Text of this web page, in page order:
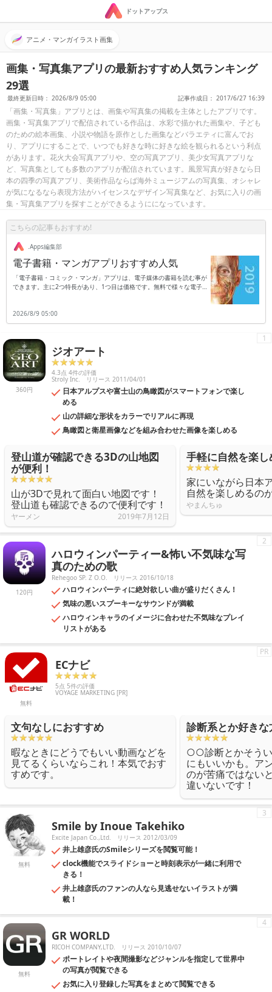
ドットアップス
アニメ・マンガイラスト画集
画集・写真集アプリの最新おすすめ人気ランキング
29選
最終更新日時： 2026/8/9 05:00 記事作成日： 2017/6/27 16:39
「画集・写真集」アプリとは、画集や写真集の掲載を主体としたアプリです。
画集・写真集アプリで配信されている作品は、水彩で描かれた画集や、子ども
のための絵本画集、小説や物語を原作とした画集などバラエティに富んでお
り、アプリにすることで、いつでも好きな時に好きな絵を観られるという利点
があります。花火大会写真アプリや、空の写真アプリ、美少女写真アプリな
ど、写真集としても多数のアプリが配信されています。風景写真が好きなら日
本の四季の写真アプリ、美術作品ならば海外ミュージアムの写真集、オシャレ
が気になるなら表現方法がハイセンスなデザイン写真集など、お気に入りの画
集・写真集アプリを探すことができるようにになっています。
こちらの記事もおすすめ!
.Apps編集部
電子書籍・マンガアプリおすすめ人気
「電子書籍・コミック・マンガ」アプリは、電子媒体の書籍を読む事が
できます。主に2つ特長があり、1つ目は価格です。無料で様々な電子
っては、指定価格での購入が必要になる場合があります。2つ目は品揃
えで、非常に多彩なジャンルの書籍を楽しむ事ができます。洋書や全巻
ても、直ちに検索できる機能も完備されています。前回読んだ特定の箇
所を、自動表示させる機能も備わっているのです。便利に読書を楽しみ
たい時は、アプリはダウンロードしておきましょう。※紹介中のアプリ
は一部無料・有料版を含みます。
2026/8/9 05:00
360円
ジオアート
4.3点 4件の評価
Stroly Inc. リリース 2011/04/01
日本アルプスや富士山の鳥瞰図がスマートフォンで楽し
める
山の詳細な形状をカラーでリアルに再現
鳥瞰図と衛星画像などを組み合わせた画像を楽しめる
1
登山道が確認できる3Dの山地図
が便利！
山が3Dで見れて面白い地図です！
登山道も確認できるので便利です！
ヤーメン 2019年7月12日
手軽に自然を楽し
家にいながら日本
自然を楽しめるの
やまんちゅ
120円
ハロウィンパーティー&怖い不気味な写
真のための歌
Rehegoo SP. Z O.O. リリース 2016/10/18
ハロウィンパーティに絶対欲しい曲が盛りだくさん！
気味の悪いスプーキーなサウンドが満載
ハロウィンキャラのイメージに合わせた不気味なプレイ
リストがある
2
無料
ECナビ
5点 5件の評価
VOYAGE MARKETING [PR]
PR
文句なしにおすすめ
暇なときにどうでもいい動画などを
見てるくらいならこれ！本気でおす
すめです。
診断系とか好きな
○○診断とかそう
にもいいかも。ア
のが苦痛ではない
違いないです！
無料
Smile by Inoue Takehiko
Excite Japan Co.,Ltd. リリース 2012/03/09
井上雄彦氏のSmileシリーズを閲覧可能！
clock機能でスライドショーと時刻表示が一緒に利用で
きる！
井上雄彦氏のファンの人なら見逃せないイラストが満
載！
3
無料
GR WORLD
RICOH COMPANY,LTD. リリース 2010/10/07
ポートレイトや夜間撮影などジャンルを指定して世界中
の写真が閲覧できる
お気に入り登録した写真をまとめて閲覧できる
4